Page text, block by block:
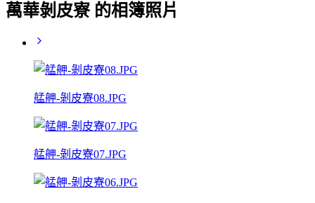
萬華剝皮寮 的相簿照片
艋舺-剝皮寮08.JPG
艋舺-剝皮寮07.JPG